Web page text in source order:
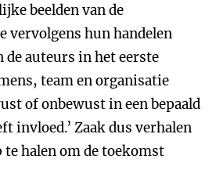
beelden van de
vervolgens hun handelen
de auteurs in het eerste
team en organisatie
of onbewust in een bepaald
invloed.’ Zaak dus verhalen
halen om de toekomst